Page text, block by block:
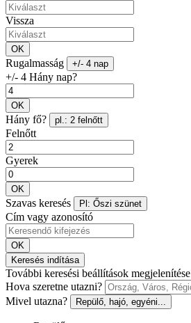
Vissza
OK
Rugalmasság +/- 4 nap
+/- 4 Hány nap?
OK
Hány fő? pl.: 2 felnőtt
Felnőtt
Gyerek
OK
Szavas keresés Pl: Őszi szünet
Cím vagy azonosító
OK
Keresés indítása
További keresési beállítások megjelenítése
Hova szeretne utazni?
Mivel utazna?
Repülő, hajó, egyéni...